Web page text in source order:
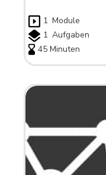
1 Module
1 Aufgaben
45 Minuten